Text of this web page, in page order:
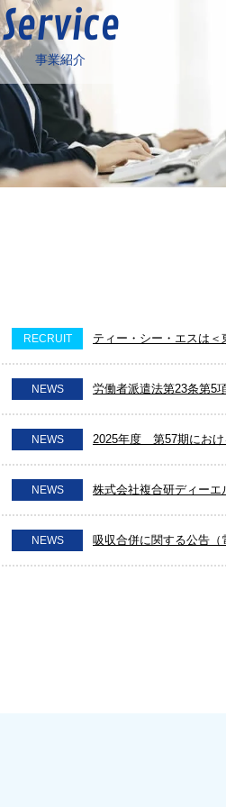
Service
事業紹介
RECRUIT ティー・シー・エスは＜
NEWS 労働者派遣法第23条第5
NEWS 2025年度 第57期におけ
NEWS 株式会社複合研ディーエ
NEWS 吸収合併に関する公告（